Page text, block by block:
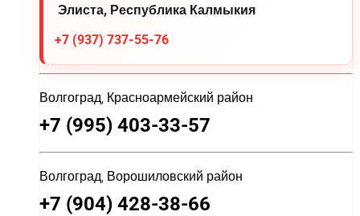
Элиста, Республика Калмыкия
+7 (937) 737-55-76
Волгоград, Красноармейский район
+7 (995) 403-33-57
Волгоград, Ворошиловский район
+7 (904) 428-38-66